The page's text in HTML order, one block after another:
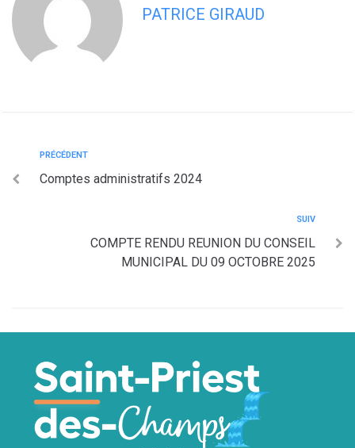
PATRICE GIRAUD
PRÉCÉDENT
Comptes administratifs 2024
SUIV
COMPTE RENDU REUNION DU CONSEIL
MUNICIPAL DU 09 OCTOBRE 2025